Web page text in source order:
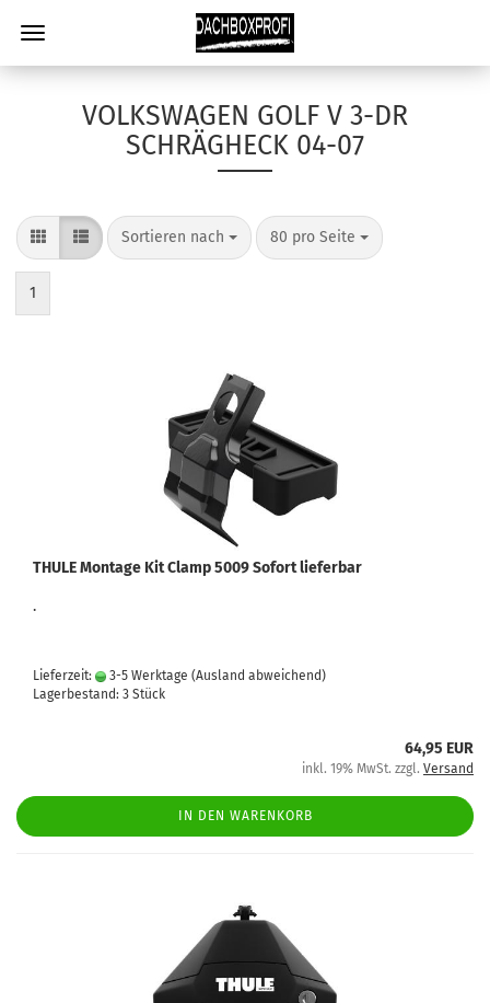
VOLKSWAGEN GOLF V 3-DR
SCHRÄGHECK 04-07
Sortieren nach 80 pro Seite
1
THULE Montage Kit Clamp 5009 Sofort lieferbar
.
Lieferzeit: 3-5 Werktage (Ausland abweichend)
Lagerbestand: 3 Stück
64,95 EUR
inkl. 19% MwSt. zzgl. Versand
IN DEN WARENKORB